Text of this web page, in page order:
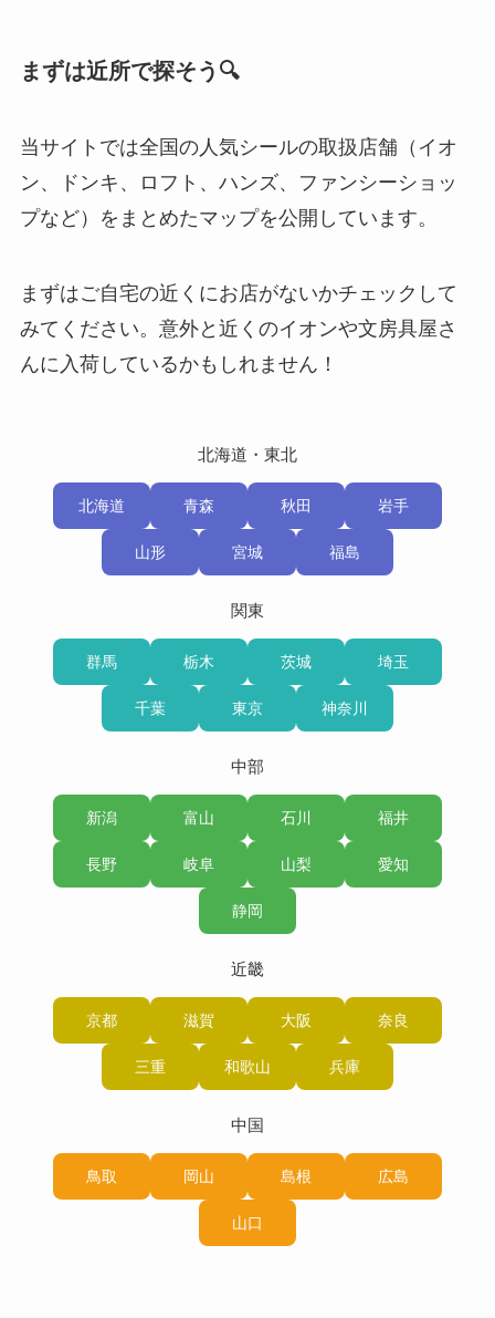
まずは近所で探そう🔍
当サイトでは全国の人気シールの取扱店舗（イオ
ン、ドンキ、ロフト、ハンズ、ファンシーショッ
プなど）をまとめたマップを公開しています。
まずはご自宅の近くにお店がないかチェックして
みてください。意外と近くのイオンや文房具屋さ
んに入荷しているかもしれません！
北海道・東北
北海道 青森 秋田 岩手
山形 宮城 福島
関東
群馬 栃木 茨城 埼玉
千葉 東京 神奈川
中部
新潟 富山 石川 福井
長野 岐阜 山梨 愛知
静岡
近畿
京都 滋賀 大阪 奈良
三重 和歌山 兵庫
中国
鳥取 岡山 島根 広島
山口